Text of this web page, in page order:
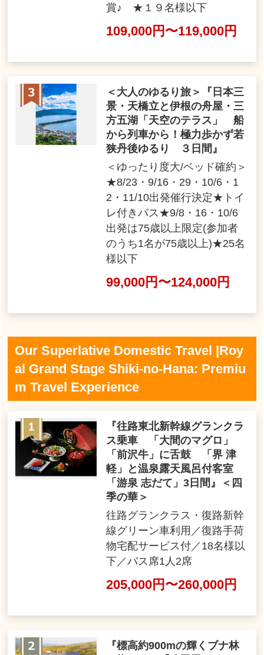
賞♪ ★１９名様以下
109,000円〜119,000円
＜大人のゆるり旅＞『日本三
景・天橋立と伊根の舟屋・三
方五湖「天空のテラス」 船
から列車から！極力歩かず若
狭丹後ゆるり ３日間』
＜ゆったり度大/ベッド確約＞
★8/23・9/16・29・10/6・1
2・11/10出発催行決定★トイ
レ付きバス★9/8・16・10/6
出発は75歳以上限定(参加者
のうち1名が75歳以上)★25名
様以下
99,000円〜124,000円
Our Superlative Domestic Travel |Roy
al Grand Stage Shiki-no-Hana: Premiu
m Travel Experience
『往路東北新幹線グランクラ
ス乗車 「大間のマグロ」
「前沢牛」に舌鼓 「界 津
軽」と温泉露天風呂付客室
「游泉 志だて」3日間』＜四
季の華＞
往路グランクラス・復路新幹
線グリーン車利用／復路手荷
物宅配サービス付／18名様以
下／バス席1人2席
205,000円〜260,000円
『標高約900mの輝くブナ林